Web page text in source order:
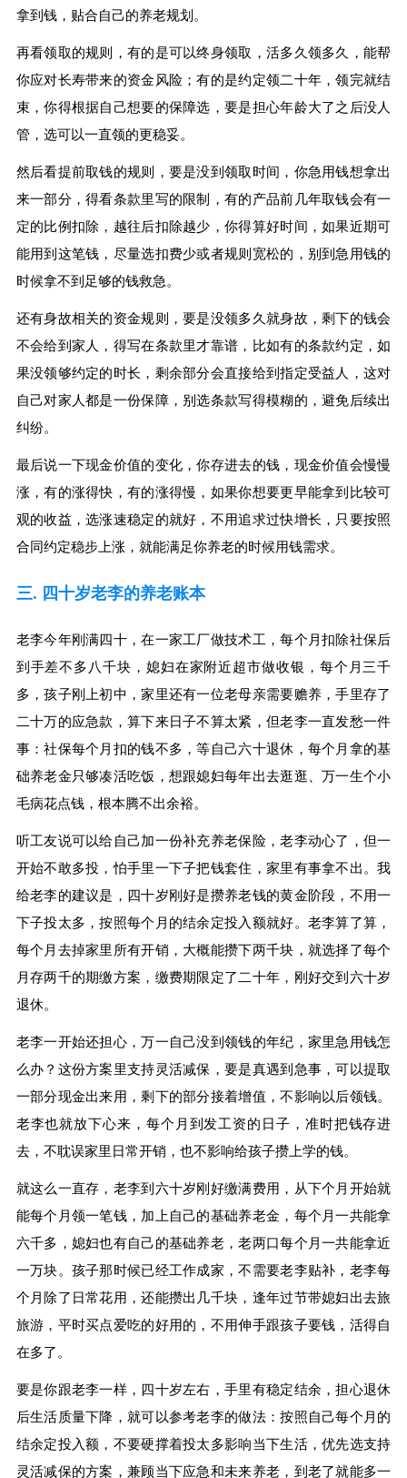
拿到钱，贴合自己的养老规划。
再看领取的规则，有的是可以终身领取，活多久领多久，能帮
你应对长寿带来的资金风险；有的是约定领二十年，领完就结
束，你得根据自己想要的保障选，要是担心年龄大了之后没人
管，选可以一直领的更稳妥。
然后看提前取钱的规则，要是没到领取时间，你急用钱想拿出
来一部分，得看条款里写的限制，有的产品前几年取钱会有一
定的比例扣除，越往后扣除越少，你得算好时间，如果近期可
能用到这笔钱，尽量选扣费少或者规则宽松的，别到急用钱的
时候拿不到足够的钱救急。
还有身故相关的资金规则，要是没领多久就身故，剩下的钱会
不会给到家人，得写在条款里才靠谱，比如有的条款约定，如
果没领够约定的时长，剩余部分会直接给到指定受益人，这对
自己对家人都是一份保障，别选条款写得模糊的，避免后续出
纠纷。
最后说一下现金价值的变化，你存进去的钱，现金价值会慢慢
涨，有的涨得快，有的涨得慢，如果你想要更早能拿到比较可
观的收益，选涨速稳定的就好，不用追求过快增长，只要按照
合同约定稳步上涨，就能满足你养老的时候用钱需求。
三. 四十岁老李的养老账本
老李今年刚满四十，在一家工厂做技术工，每个月扣除社保后
到手差不多八千块，媳妇在家附近超市做收银，每个月三千
多，孩子刚上初中，家里还有一位老母亲需要赡养，手里存了
二十万的应急款，算下来日子不算太紧，但老李一直发愁一件
事：社保每个月扣的钱不多，等自己六十退休，每个月拿的基
础养老金只够凑活吃饭，想跟媳妇每年出去逛逛、万一生个小
毛病花点钱，根本腾不出余裕。
听工友说可以给自己加一份补充养老保险，老李动心了，但一
开始不敢多投，怕手里一下子把钱套住，家里有事拿不出。我
给老李的建议是，四十岁刚好是攒养老钱的黄金阶段，不用一
下子投太多，按照每个月的结余定投入额就好。老李算了算，
每个月去掉家里所有开销，大概能攒下两千块，就选择了每个
月存两千的期缴方案，缴费期限定了二十年，刚好交到六十岁
退休。
老李一开始还担心，万一自己没到领钱的年纪，家里急用钱怎
么办？这份方案里支持灵活减保，要是真遇到急事，可以提取
一部分现金出来用，剩下的部分接着增值，不影响以后领钱。
老李也就放下心来，每个月到发工资的日子，准时把钱存进
去，不耽误家里日常开销，也不影响给孩子攒上学的钱。
就这么一直存，老李到六十岁刚好缴满费用，从下个月开始就
能每个月领一笔钱，加上自己的基础养老金，每个月一共能拿
六千多，媳妇也有自己的基础养老，老两口每个月一共能拿近
一万块。孩子那时候已经工作成家，不需要老李贴补，老李每
个月除了日常花用，还能攒出几千块，逢年过节带媳妇出去旅
旅游，平时买点爱吃的好用的，不用伸手跟孩子要钱，活得自
在多了。
要是你跟老李一样，四十岁左右，手里有稳定结余，担心退休
后生活质量下降，就可以参考老李的做法：按照自己每个月的
结余定投入额，不要硬撑着投太多影响当下生活，优先选支持
灵活减保的方案，兼顾当下应急和未来养老，到老了就能多一